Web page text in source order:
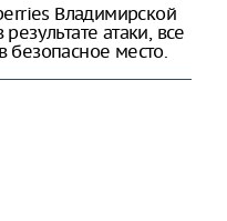
Владимирской
атаки, все
место.